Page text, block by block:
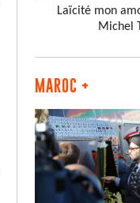
Laïcité mon
Michel
MAROC +